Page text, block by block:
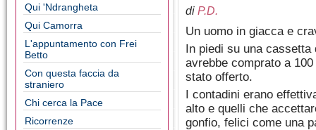
Qui 'Ndrangheta
Qui Camorra
L'appuntamento con Frei
Betto
Con questa faccia da
straniero
Chi cerca la Pace
Ricorrenze
di P.D.
Un uomo in giacca e
In piedi su una
avrebbe comprato a
stato offerto.
I contadini erano
alto e quelli che
gonfio, felici come una